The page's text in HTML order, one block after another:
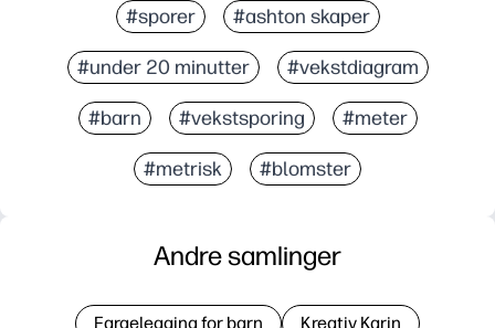
#sporer #ashton skaper
#under 20 minutter #vekstdiagram
#barn #vekstsporing #meter
#metrisk #blomster
Andre samlinger
Fargelegging for barn Kreativ Karin